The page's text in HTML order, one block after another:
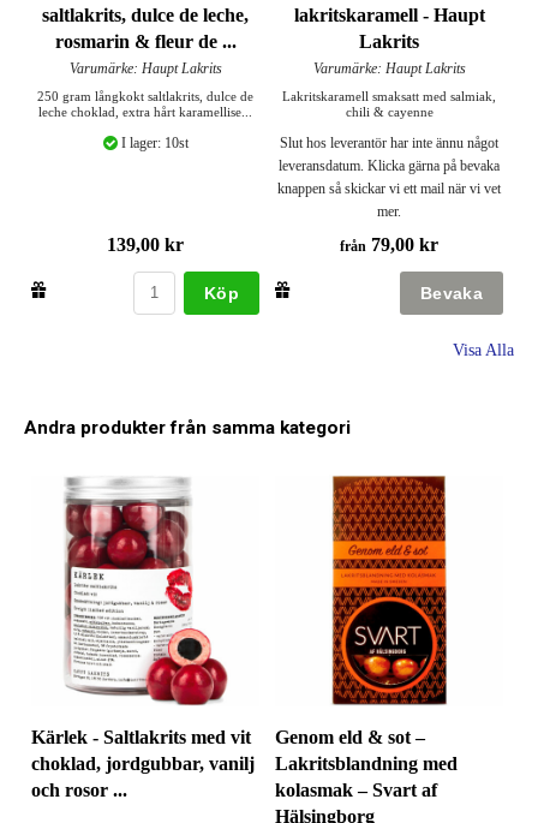
saltlakrits, dulce de leche,
rosmarin & fleur de ...
Varumärke: Haupt Lakrits
250 gram långkokt saltlakrits, dulce de
leche choklad, extra hårt karamellise...
I lager: 10st
139,00 kr
Köp
lakritskaramell - Haupt
Lakrits
Varumärke: Haupt Lakrits
Lakritskaramell smaksatt med salmiak,
chili & cayenne
Slut hos leverantör har inte ännu något
leveransdatum. Klicka gärna på bevaka
knappen så skickar vi ett mail när vi vet
mer.
från 79,00 kr
Visa Alla
Andra produkter från samma kategori
Kärlek - Saltlakrits med vit
choklad, jordgubbar, vanilj
och rosor ...
Genom eld & sot –
Lakritsblandning med
kolasmak – Svart af
Hälsingborg